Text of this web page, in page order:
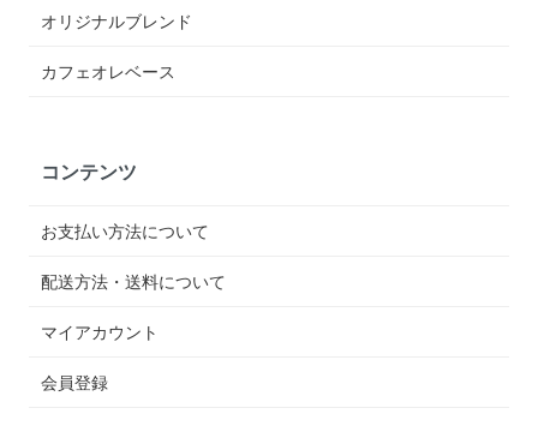
オリジナルブレンド
カフェオレベース
コンテンツ
お支払い方法について
配送方法・送料について
マイアカウント
会員登録